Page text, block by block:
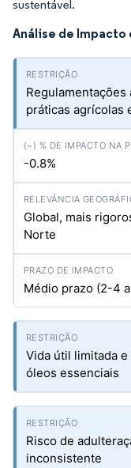
sustentável.
Análise de Impacto
práticas agrícolas
-0.8%
Global, mais
Norte
Médio prazo (2-4
Vida útil limitada
óleos essenciais
Risco de
inconsistente